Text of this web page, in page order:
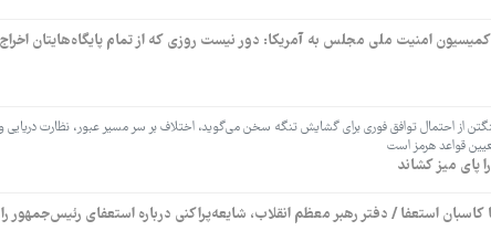
امنیت ملی مجلس به آمریکا: دور نیست روزی که از تمام پایگاه‌هایتان
از احتمال توافق فوری برای گشایش تنگه سخن می‌گوید، اختلاف بر سر مسیر عبور، نظارت
قواعد هرمز است
پای میز کشاند
کاسبان استعفا / دفتر رهبر معظم انقلاب، شایعه‌پراکنی درباره استعفای رئیس‌جمهور